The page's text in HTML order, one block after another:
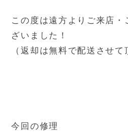
この度は遠方よりご来店・
ざいました！
（返却は無料で配送させて
今回の修理